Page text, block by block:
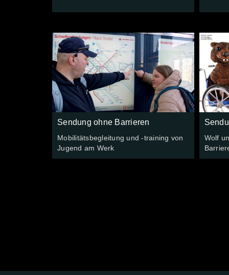
Sendung ohne Barrieren
Mobilitätsbegleitung und -training von
Jugend am Werk
Wolf